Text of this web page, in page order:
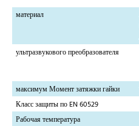
материал
ультразвукового преобразователя
максимум Момент затяжки гайки
Класс защиты по EN 60529
Рабочая температура